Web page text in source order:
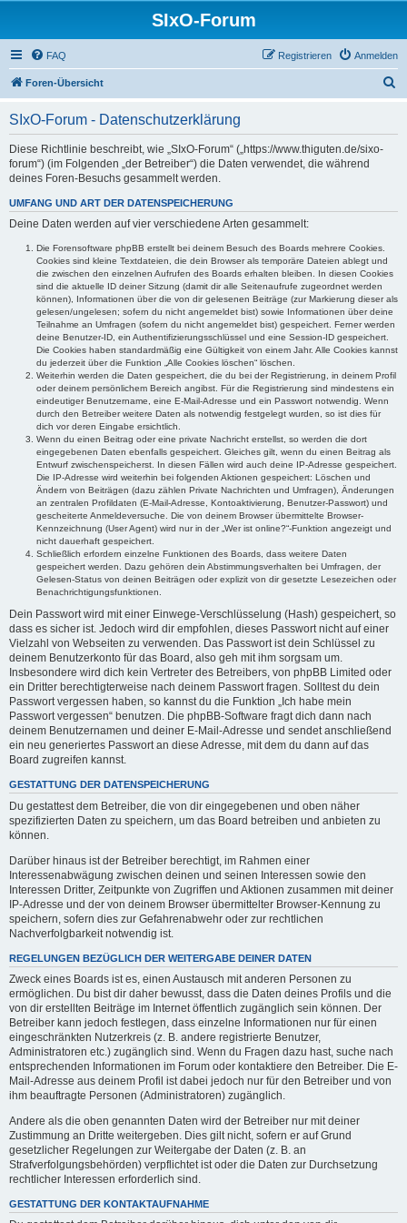
SIxO-Forum
FAQ Anmelden
Registrieren
Foren-Übersicht
SIxO-Forum - Datenschutzerklärung
Diese Richtlinie beschreibt, wie „SIxO-Forum“ („https://www.thiguten.de/sixo-
forum“) (im Folgenden „der Betreiber“) die Daten verwendet, die während
deines Foren-Besuchs gesammelt werden.
UMFANG UND ART DER DATENSPEICHERUNG
Deine Daten werden auf vier verschiedene Arten gesammelt:
Die Forensoftware phpBB erstellt bei deinem Besuch des Boards mehrere Cookies.
Cookies sind kleine Textdateien, die dein Browser als temporäre Dateien ablegt und
die zwischen den einzelnen Aufrufen des Boards erhalten bleiben. In diesen Cookies
sind die aktuelle ID deiner Sitzung (damit dir alle Seitenaufrufe zugeordnet werden
können), Informationen über die von dir gelesenen Beiträge (zur Markierung dieser als
gelesen/ungelesen; sofern du nicht angemeldet bist) sowie Informationen über deine
Teilnahme an Umfragen (sofern du nicht angemeldet bist) gespeichert. Ferner werden
deine Benutzer-ID, ein Authentifizierungsschlüssel und eine Session-ID gespeichert.
Die Cookies haben standardmäßig eine Gültigkeit von einem Jahr. Alle Cookies kannst
du jederzeit über die Funktion „Alle Cookies löschen“ löschen.
Weiterhin werden die Daten gespeichert, die du bei der Registrierung, in deinem Profil
oder deinem persönlichem Bereich angibst. Für die Registrierung sind mindestens ein
eindeutiger Benutzername, eine E-Mail-Adresse und ein Passwort notwendig. Wenn
durch den Betreiber weitere Daten als notwendig festgelegt wurden, so ist dies für
dich vor deren Eingabe ersichtlich.
Wenn du einen Beitrag oder eine private Nachricht erstellst, so werden die dort
eingegebenen Daten ebenfalls gespeichert. Gleiches gilt, wenn du einen Beitrag als
Entwurf zwischenspeicherst. In diesen Fällen wird auch deine IP-Adresse gespeichert.
Die IP-Adresse wird weiterhin bei folgenden Aktionen gespeichert: Löschen und
Ändern von Beiträgen (dazu zählen Private Nachrichten und Umfragen), Änderungen
an zentralen Profildaten (E-Mail-Adresse, Kontoaktivierung, Benutzer-Passwort) und
gescheiterte Anmeldeversuche. Die von deinem Browser übermittelte Browser-
Kennzeichnung (User Agent) wird nur in der „Wer ist online?“-Funktion angezeigt und
nicht dauerhaft gespeichert.
Schließlich erfordern einzelne Funktionen des Boards, dass weitere Daten
gespeichert werden. Dazu gehören dein Abstimmungsverhalten bei Umfragen, der
Gelesen-Status von deinen Beiträgen oder explizit von dir gesetzte Lesezeichen oder
Benachrichtigungsfunktionen.
Dein Passwort wird mit einer Einwege-Verschlüsselung (Hash) gespeichert, so
dass es sicher ist. Jedoch wird dir empfohlen, dieses Passwort nicht auf einer
Vielzahl von Webseiten zu verwenden. Das Passwort ist dein Schlüssel zu
deinem Benutzerkonto für das Board, also geh mit ihm sorgsam um.
Insbesondere wird dich kein Vertreter des Betreibers, von phpBB Limited oder
ein Dritter berechtigterweise nach deinem Passwort fragen. Solltest du dein
Passwort vergessen haben, so kannst du die Funktion „Ich habe mein
Passwort vergessen“ benutzen. Die phpBB-Software fragt dich dann nach
deinem Benutzernamen und deiner E-Mail-Adresse und sendet anschließend
ein neu generiertes Passwort an diese Adresse, mit dem du dann auf das
Board zugreifen kannst.
GESTATTUNG DER DATENSPEICHERUNG
Du gestattest dem Betreiber, die von dir eingegebenen und oben näher
spezifizierten Daten zu speichern, um das Board betreiben und anbieten zu
können.
Darüber hinaus ist der Betreiber berechtigt, im Rahmen einer
Interessenabwägung zwischen deinen und seinen Interessen sowie den
Interessen Dritter, Zeitpunkte von Zugriffen und Aktionen zusammen mit deiner
IP-Adresse und der von deinem Browser übermittelter Browser-Kennung zu
speichern, sofern dies zur Gefahrenabwehr oder zur rechtlichen
Nachverfolgbarkeit notwendig ist.
REGELUNGEN BEZÜGLICH DER WEITERGABE DEINER DATEN
Zweck eines Boards ist es, einen Austausch mit anderen Personen zu
ermöglichen. Du bist dir daher bewusst, dass die Daten deines Profils und die
von dir erstellten Beiträge im Internet öffentlich zugänglich sein können. Der
Betreiber kann jedoch festlegen, dass einzelne Informationen nur für einen
eingeschränkten Nutzerkreis (z. B. andere registrierte Benutzer,
Administratoren etc.) zugänglich sind. Wenn du Fragen dazu hast, suche nach
entsprechenden Informationen im Forum oder kontaktiere den Betreiber. Die E-
Mail-Adresse aus deinem Profil ist dabei jedoch nur für den Betreiber und von
ihm beauftragte Personen (Administratoren) zugänglich.
Andere als die oben genannten Daten wird der Betreiber nur mit deiner
Zustimmung an Dritte weitergeben. Dies gilt nicht, sofern er auf Grund
gesetzlicher Regelungen zur Weitergabe der Daten (z. B. an
Strafverfolgungsbehörden) verpflichtet ist oder die Daten zur Durchsetzung
rechtlicher Interessen erforderlich sind.
GESTATTUNG DER KONTAKTAUFNAHME